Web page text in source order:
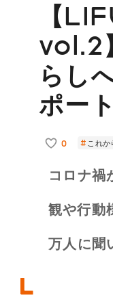
【
vol.2
らし
ポー
0 これか
コロナ禍
観や行動
万人に聞